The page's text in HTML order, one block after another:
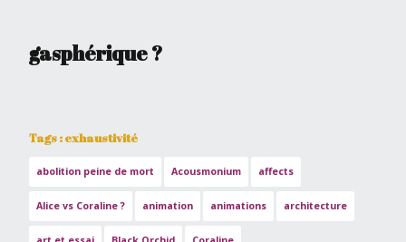
gasphérique ?
Tags : exhaustivité
abolition peine de mort Acousmonium affects
Alice vs Coraline ? animation animations architecture